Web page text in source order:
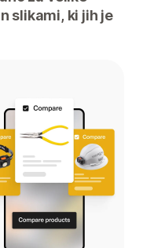
slikami, ki jih je